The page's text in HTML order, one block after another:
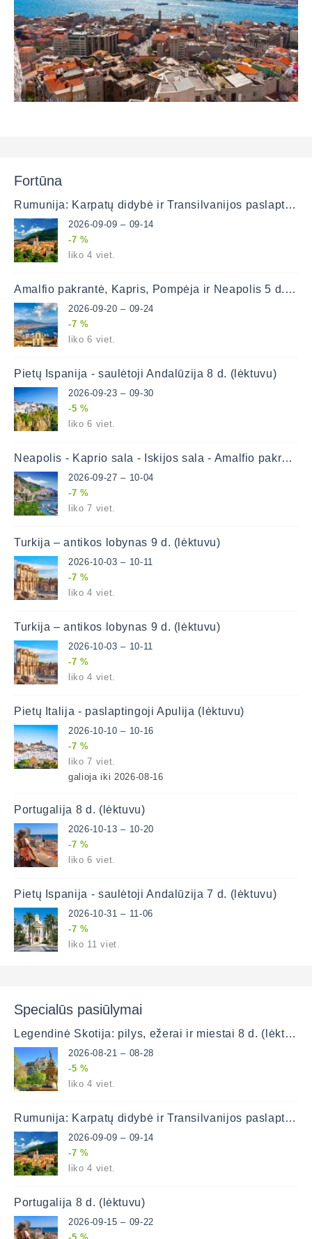
Fortūna
Rumunija: Karpatų didybė ir Transilvanijos paslaptys (lėktuvu)
2026-09-09 – 09-14
-7 %
liko 4 viet.
Amalfio pakrantė, Kapris, Pompėja ir Neapolis 5 d. (lėktuvu)
2026-09-20 – 09-24
-7 %
liko 6 viet.
Pietų Ispanija - saulėtoji Andalūzija 8 d. (lėktuvu)
2026-09-23 – 09-30
-5 %
liko 6 viet.
Neapolis - Kaprio sala - Iskijos sala - Amalfio pakrantė 8 d. (lėktuvu)
2026-09-27 – 10-04
-7 %
liko 7 viet.
Turkija – antikos lobynas 9 d. (lėktuvu)
2026-10-03 – 10-11
-7 %
liko 4 viet.
Turkija – antikos lobynas 9 d. (lėktuvu)
2026-10-03 – 10-11
-7 %
liko 4 viet.
Pietų Italija - paslaptingoji Apulija (lėktuvu)
2026-10-10 – 10-16
-7 %
liko 7 viet.
galioja iki 2026-08-16
Portugalija 8 d. (lėktuvu)
2026-10-13 – 10-20
-7 %
liko 6 viet.
Pietų Ispanija - saulėtoji Andalūzija 7 d. (lėktuvu)
2026-10-31 – 11-06
-7 %
liko 11 viet.
Specialūs pasiūlymai
Legendinė Škotija: pilys, ežerai ir miestai 8 d. (lėktuvu)
2026-08-21 – 08-28
-5 %
liko 4 viet.
Rumunija: Karpatų didybė ir Transilvanijos paslaptys (lėktuvu)
2026-09-09 – 09-14
-7 %
liko 4 viet.
Portugalija 8 d. (lėktuvu)
2026-09-15 – 09-22